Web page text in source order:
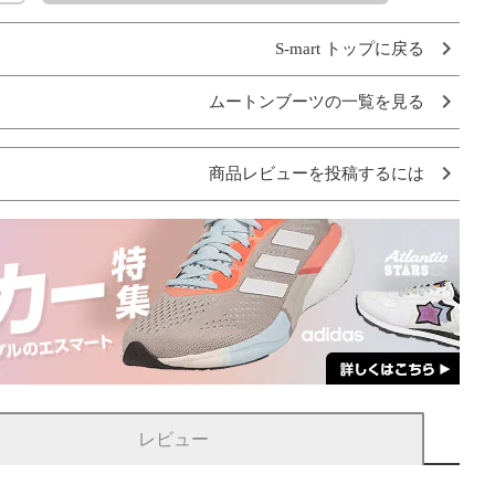
S-mart トップに戻る
ムートンブーツの一覧を見る
商品レビューを投稿するには
レビュー